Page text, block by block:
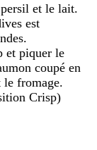
et le lait.
est
et piquer le
coupé en
le fromage.
Crisp)